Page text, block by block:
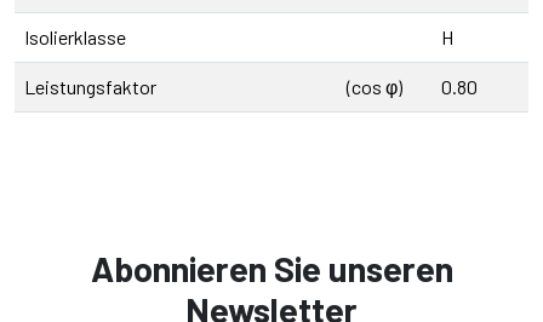
Isolierklasse H
Leistungsfaktor (cos φ) 0.80
Abonnieren Sie unseren
Newsletter